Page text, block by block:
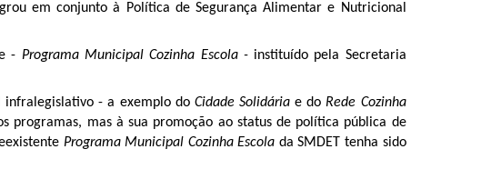
em conjunto à Política de Segurança Alimentar e Nutricional
- Programa Municipal Cozinha Escola - instituído pela Secretaria
infralegislativo - a exemplo doCidade Solidária e doRede Cozinha
programas, mas à sua promoção ao status de política pública de
Programa Municipal Cozinha Escola da SMDET tenha sido